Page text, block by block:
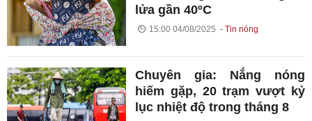
lửa gần 40ºC
15:00 04/08/2025 Tin nóng
Chuyên gia: Nắng nóng
hiếm gặp, 20 trạm vượt kỷ
lục nhiệt độ trong tháng 8